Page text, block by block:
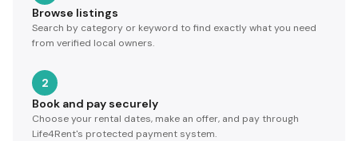
Browse listings
Search by category or keyword to find exactly what you need
from verified local owners.
2
Book and pay securely
Choose your rental dates, make an offer, and pay through
Life4Rent's protected payment system.